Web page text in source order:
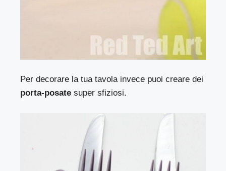
Per decorare la tua tavola invece puoi creare dei
porta-posate super sfiziosi.